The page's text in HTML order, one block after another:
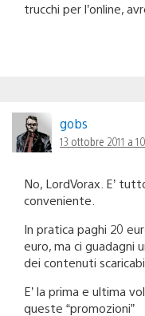
trucchi per l’online,
gobs
13 ottobre 2011 a
No, LordVorax. E’
conveniente.
In pratica paghi 20
euro, ma ci guadagni
dei contenuti
E’ la prima e ultima
queste “promozioni”